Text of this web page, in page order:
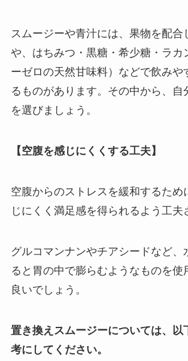
スムージーや青汁には、果物を配合
や、はちみつ・黒糖・希少糖・ラカ
ーゼロの天然甘味料）などで飲みや
るものがあります。その中から、自
を選びましょう。
【空腹を感じにくくする工夫】
空腹からのストレスを緩和するため
じにくく満足感を得られるよう工夫
グルコマンナンやチアシードなど、
ると胃の中で膨らむようなものを使
良いでしょう。
置き換えスムージーについては、以
考にしてください。